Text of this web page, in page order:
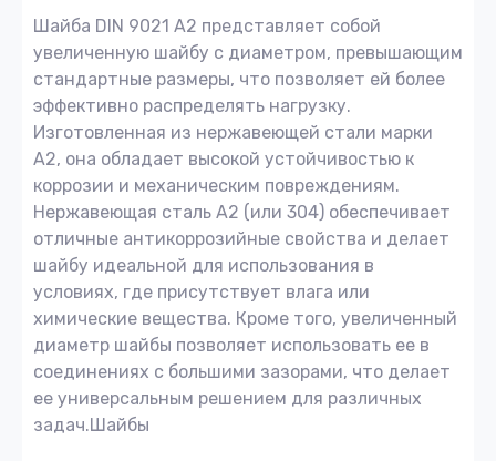
Шайба DIN 9021 A2 представляет собой
увеличенную шайбу с диаметром, превышающим
стандартные размеры, что позволяет ей более
эффективно распределять нагрузку.
Изготовленная из нержавеющей стали марки
A2, она обладает высокой устойчивостью к
коррозии и механическим повреждениям.
Нержавеющая сталь A2 (или 304) обеспечивает
отличные антикоррозийные свойства и делает
шайбу идеальной для использования в
условиях, где присутствует влага или
химические вещества. Кроме того, увеличенный
диаметр шайбы позволяет использовать ее в
соединениях с большими зазорами, что делает
ее универсальным решением для различных
задач.Шайбы